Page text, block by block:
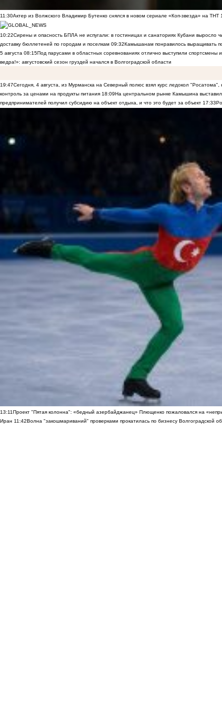
11:30Актер из Волжского Владимир Бутенко снялся в новом сериале «Коп-звезда» на ТНТ
10:22Сирены и опасность БПЛА не испугали: в гостиницах и санаториях Кубани выросло
доставку бюллетеней по городам и поселкам 09:32Камышанам понравилось выращивать
5 августа 08:15Под парусами в областных соревнованиях отлично выступили спортсмены
ведра!»: августовский сезон груздей начался в Волгоградской области
19:47Сегодня, 4 августа, из Мурманска на Северный полюс взял курс ледокол
контроль за ценами на продукты питания 18:09На центральном рынке Камышина
предпринимателей получил субсидию на объект отдыха, и что это будет за объект 17:33
13:11Проект "Пятая колонна": «бедный азербайджанец» Плющенко пожаловался на
Иран 11:42Волна "закошмариваний" проверками прокатилась по бизнесу Волгоградской